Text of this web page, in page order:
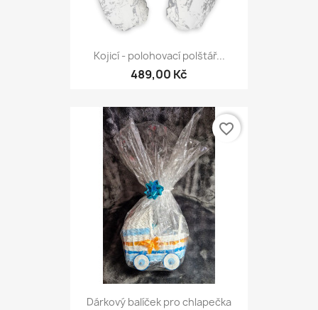
Kojicí - polohovací polštář...
489,00 Kč
Dárkový balíček pro chlapečka
favorite_border